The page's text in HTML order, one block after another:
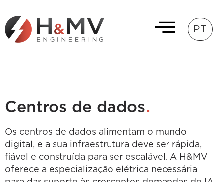
PT
Centros de dados.
Os centros de dados alimentam o mundo
digital, e a sua infraestrutura deve ser rápida,
fiável e construída para ser escalável. A H&MV
oferece a especialização elétrica necessária